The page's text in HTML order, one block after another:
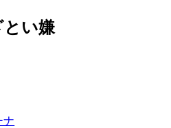
とい嫌
ナ